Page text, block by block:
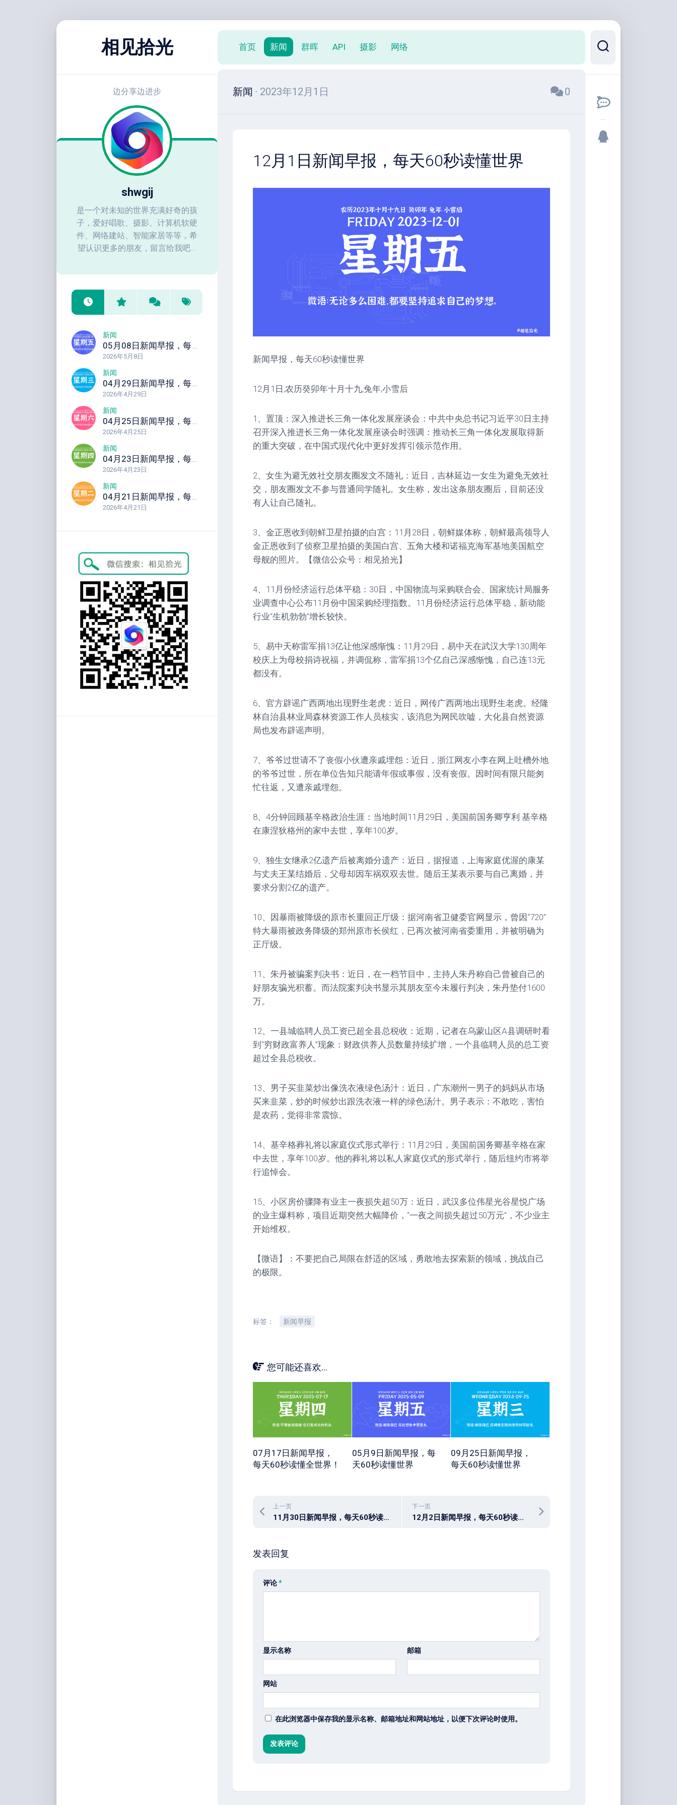
相见拾光
边分享边进步
shwgij
是一个对未知的世界充满好奇的孩
子，爱好唱歌、摄影、计算机软硬
件、网络建站、智能家居等等，希
望认识更多的朋友，留言给我吧...
新闻
05月08日新闻早报，每天60秒读懂全世界！
2026年5月8日
新闻
04月29日新闻早报，每天60秒读懂全世界！
2026年4月29日
新闻
04月25日新闻早报，每天60秒读懂全世界！
2026年4月25日
新闻
04月23日新闻早报，每天60秒读懂全世界！
2026年4月23日
新闻
04月21日新闻早报，每天60秒读懂全世界！
2026年4月21日
首页 新闻 群晖 API 摄影 网络
新闻 · 2023年12月1日 0
12月1日新闻早报，每天60秒读懂世界
新闻早报，每天60秒读懂世界
12月1日,农历癸卯年十月十九,兔年,小雪后
1、置顶：深入推进长三角一体化发展座谈会：中共中央总书记习近平30日主持
召开深入推进长三角一体化发展座谈会时强调：推动长三角一体化发展取得新
的重大突破，在中国式现代化中更好发挥引领示范作用。
2、女生为避无效社交朋友圈发文不随礼：近日，吉林延边一女生为避免无效社
交，朋友圈发文不参与普通同学随礼。女生称，发出这条朋友圈后，目前还没
有人让自己随礼。
3、金正恩收到朝鲜卫星拍摄的白宫：11月28日，朝鲜媒体称，朝鲜最高领导人
金正恩收到了侦察卫星拍摄的美国白宫、五角大楼和诺福克海军基地美国航空
母舰的照片。【微信公众号：相见拾光】
4、11月份经济运行总体平稳：30日，中国物流与采购联合会、国家统计局服务
业调查中心公布11月份中国采购经理指数。11月份经济运行总体平稳，新动能
行业“生机勃勃”增长较快。
5、易中天称雷军捐13亿让他深感惭愧：11月29日，易中天在武汉大学130周年
校庆上为母校捐诗祝福，并调侃称，雷军捐13个亿自己深感惭愧，自己连13元
都没有。
6、官方辟谣广西两地出现野生老虎：近日，网传广西两地出现野生老虎。经隆
林自治县林业局森林资源工作人员核实，该消息为网民吹嘘，大化县自然资源
局也发布辟谣声明。
7、爷爷过世请不了丧假小伙遭亲戚埋怨：近日，浙江网友小李在网上吐槽外地
的爷爷过世，所在单位告知只能请年假或事假，没有丧假。因时间有限只能匆
忙往返，又遭亲戚埋怨。
8、4分钟回顾基辛格政治生涯：当地时间11月29日，美国前国务卿亨利·基辛格
在康涅狄格州的家中去世，享年100岁。
9、独生女继承2亿遗产后被离婚分遗产：近日，据报道，上海家庭优渥的康某
与丈夫王某结婚后，父母却因车祸双双去世。随后王某表示要与自己离婚，并
要求分割2亿的遗产。
10、因暴雨被降级的原市长重回正厅级：据河南省卫健委官网显示，曾因“720”
特大暴雨被政务降级的郑州原市长侯红，已再次被河南省委重用，并被明确为
正厅级。
11、朱丹被骗案判决书：近日，在一档节目中，主持人朱丹称自己曾被自己的
好朋友骗光积蓄。而法院案判决书显示其朋友至今未履行判决，朱丹垫付1600
万。
12、一县城临聘人员工资已超全县总税收：近期，记者在乌蒙山区A县调研时看
到“穷财政富养人”现象：财政供养人员数量持续扩增，一个县临聘人员的总工资
超过全县总税收。
13、男子买韭菜炒出像洗衣液绿色汤汁：近日，广东潮州一男子的妈妈从市场
买来韭菜，炒的时候炒出跟洗衣液一样的绿色汤汁。男子表示：不敢吃，害怕
是农药，觉得非常震惊。
14、基辛格葬礼将以家庭仪式形式举行：11月29日，美国前国务卿基辛格在家
中去世，享年100岁。他的葬礼将以私人家庭仪式的形式举行，随后纽约市将举
行追悼会。
15、小区房价骤降有业主一夜损失超50万：近日，武汉多位伟星光谷星悦广场
的业主爆料称，项目近期突然大幅降价，“一夜之间损失超过50万元”，不少业主
开始维权。
【微语】：不要把自己局限在舒适的区域，勇敢地去探索新的领域，挑战自己
的极限。
标签： 新闻早报
您可能还喜欢...
07月17日新闻早报，
每天60秒读懂全世界！
05月9日新闻早报，每
天60秒读懂世界
09月25日新闻早报，
每天60秒读懂世界
下一页
12月2日新闻早报，每天60秒读懂世界
上一页
11月30日新闻早报，每天60秒读懂世界
发表回复
评论*
显示名称 邮箱
网站
在此浏览器中保存我的显示名称、邮箱地址和网站地址，以便下次评论时使用。